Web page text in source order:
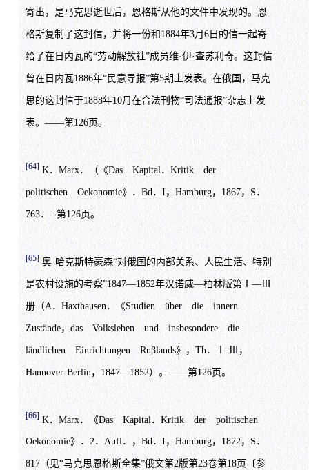
寄出，是马克思逝世后，恩格斯从他的文件中发现的。恩
格斯复制了这封信，并将一份和1884年3月6日的信一起寄
给了在日内瓦的“劳动解放社”成员维·伊·查苏利奇。这封信
曾在日内瓦1886年“民意导报”第5期上发表。在俄国，马克
思的这封信于1888年10月在合法刊物“司法通报”杂志上发
表。——第126页。
[64] K．Marx．（《Das Kapital．Kritik der
politischen Oekonomie》．Bd．I，Hamburg，1867，S．
763．--第126页。
[65]奥·哈克斯特豪森“对俄国的内部关系、人民生活、特别
是农村设施的考察”1847—1852年汉诺威—柏林版第Ⅰ—Ⅲ
册（A．Haxthausen．《Studien über die innern
Zustände，das Volksleben und insbesondere die
ländlichen Einrichtungen Ruβlands》，Th．Ⅰ-Ⅲ，
Hannover-Berlin，1847—1852）。——第126页。
[66] K．Marx．《Das Kapital．Kritik der politischen
Oekonomie》．2．Aufl．，Bd．I，Hamburg，1872，S．
817（见“马克思恩格斯全集”俄文第2版第23卷第18页〔参